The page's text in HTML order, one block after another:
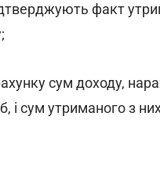
факт
сум доходу,
і сум утриманого з